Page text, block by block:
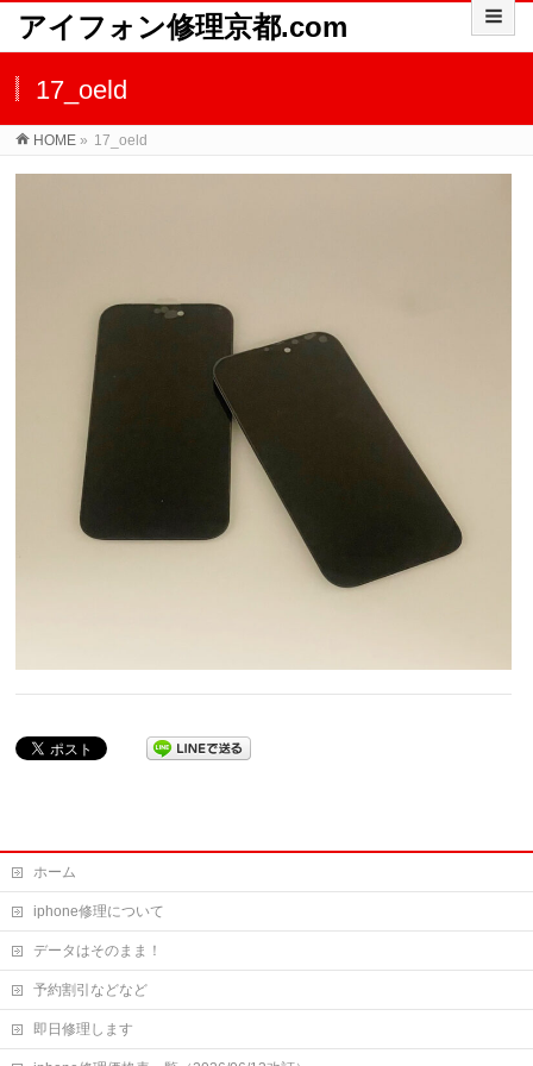
アイフォン修理京都.com
17_oeld
HOME » 17_oeld
ホーム
iphone修理について
データはそのまま！
予約割引などなど
即日修理します